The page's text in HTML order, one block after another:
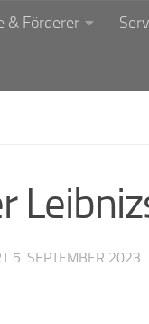
& Förderer
5. SEPTEMBER 2023